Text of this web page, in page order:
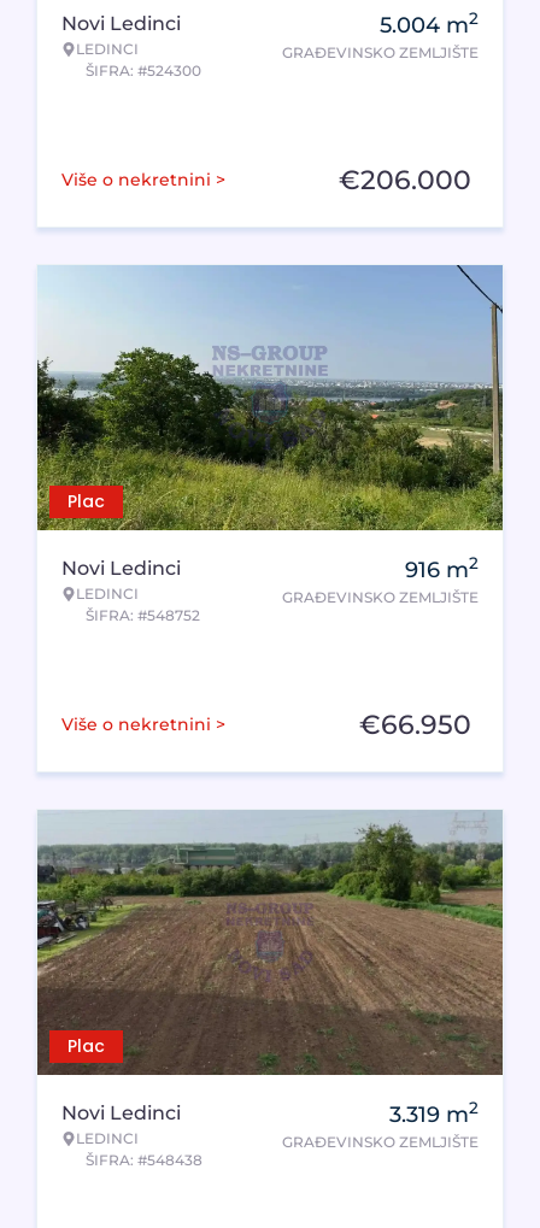
Novi Ledinci
LEDINCI
ŠIFRA: #524300
5.004 m2
GRAĐEVINSKO ZEMLJIŠTE
Više o nekretnini > €206.000
Plac
Novi Ledinci
LEDINCI
ŠIFRA: #548752
916 m2
GRAĐEVINSKO ZEMLJIŠTE
Više o nekretnini > €66.950
Plac
Novi Ledinci
LEDINCI
ŠIFRA: #548438
3.319 m2
GRAĐEVINSKO ZEMLJIŠTE